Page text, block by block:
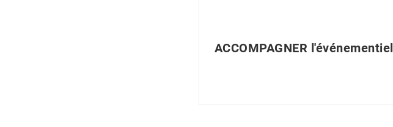
ACCOMPAGNER l'événementiel